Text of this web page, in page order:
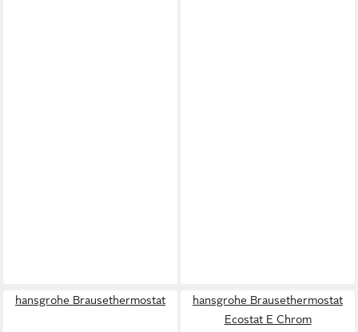
hansgrohe Brausethermostat
hansgrohe Brausethermostat
Ecostat E Chrom